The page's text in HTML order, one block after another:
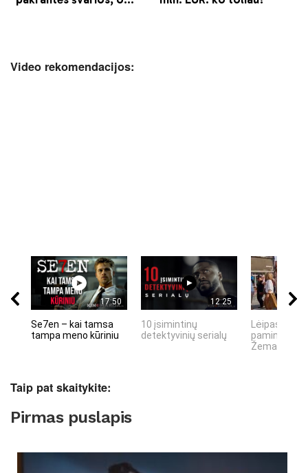
Video rekomendacijos:
17:50
Se7en – kai tamsa
tampa meno kūriniu
12:25
10 įsimintinų
detektyvinių serialų
Lėipas 13 d.
paminiejuom
Žemaitiu
Taip pat skaitykite:
Pirmas puslapis